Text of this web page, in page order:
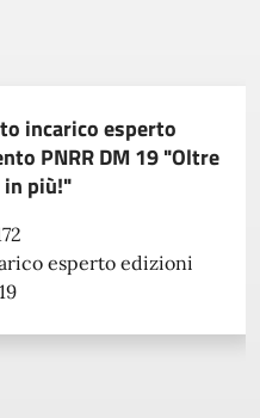
incarico esperto
PNRR DM 19 "Oltre
più!"
esperto edizioni